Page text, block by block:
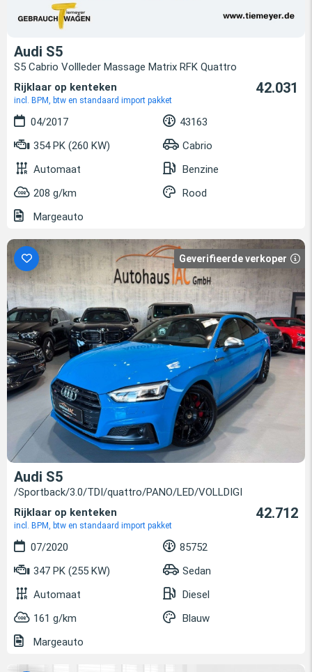
Audi S5
S5 Cabrio Vollleder Massage Matrix RFK Quattro
Rijklaar op kenteken
incl. BPM, btw en standaard import pakket
42.031
04/2017
43163
354 PK (260 KW)
Cabrio
Automaat
Benzine
208 g/km
Rood
Margeauto
Geverifieerde verkoper
Audi S5
/Sportback/3.0/TDI/quattro/PANO/LED/VOLLDIGI
Rijklaar op kenteken
incl. BPM, btw en standaard import pakket
42.712
07/2020
85752
347 PK (255 KW)
Sedan
Automaat
Diesel
161 g/km
Blauw
Margeauto